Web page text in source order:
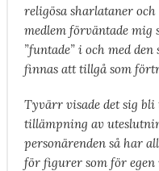
religösa sharlataner
medlem förväntade mig
”funtade” i och med
finnas att tillgå som
Tyvärr visade det sig
tillämpning av
personärenden så har
för figurer som för